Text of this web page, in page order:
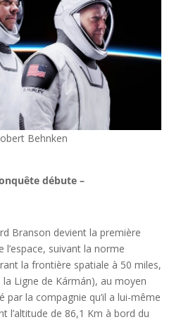
Behnken
débute –
Branson devient la première
suivant la norme
la frontière spatiale à 50 miles,
Ligne de Kármán), au moyen
par la compagnie qu’il a lui-même
l’altitude de 86,1 Km à bord du